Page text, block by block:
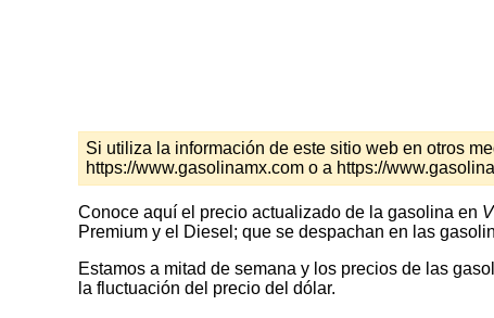
Si utiliza la información de este sitio web en otros
https://www.gasolinamx.com o a https://
Conoce aquí el precio actualizado de la gasolina en
Premium y el Diesel; que se despachan en las
Estamos a mitad de semana y los precios de las
la fluctuación del precio del dólar.